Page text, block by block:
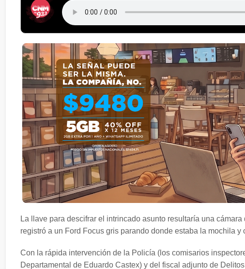
La llave para descifrar el intrincado asunto resultaría una
registró a un Ford Focus gris parando donde estaba la mochila y
Con la rápida intervención de la Policía (los comisarios
Departamental de Eduardo Castex) y del fiscal adjunto de